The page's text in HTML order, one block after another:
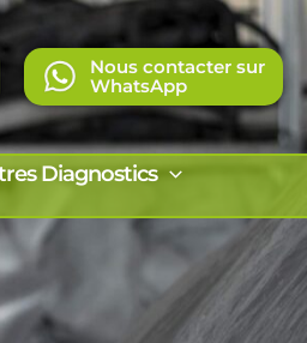
Nous contacter sur
WhatsApp
Diagnostics